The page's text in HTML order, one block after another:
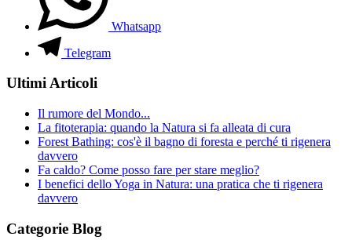
Whatsapp
Telegram
Ultimi Articoli
Il rumore del Mondo...
La fitoterapia: quando la Natura si fa alleata di cura
Forest Bathing: cos'è il bagno di foresta e perché ti rigenera
davvero
Fa caldo? Come posso fare per stare meglio?
I benefici dello Yoga in Natura: una pratica che ti rigenera
davvero
Categorie Blog